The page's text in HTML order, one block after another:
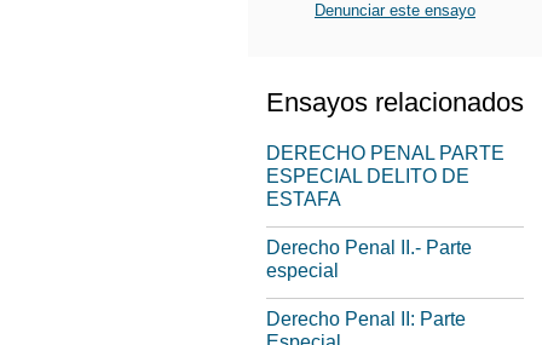
Denunciar este ensayo
Ensayos relacionados
DERECHO PENAL PARTE
ESPECIAL DELITO DE
ESTAFA
Derecho Penal II.- Parte
especial
Derecho Penal II: Parte